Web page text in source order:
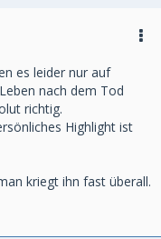
es leider nur auf
nach dem Tod
richtig.
Highlight ist
kriegt ihn fast überall.